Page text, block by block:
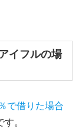
イフルの場
で借りた場合
す。